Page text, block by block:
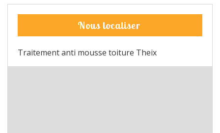
Nous localiser
Traitement anti mousse toiture Theix